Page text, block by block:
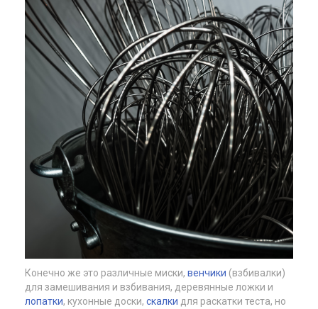
Конечно же это различные миски, венчики (взбивалки)
для замешивания и взбивания, деревянные ложки и
лопатки, кухонные доски, скалки для раскатки теста, но